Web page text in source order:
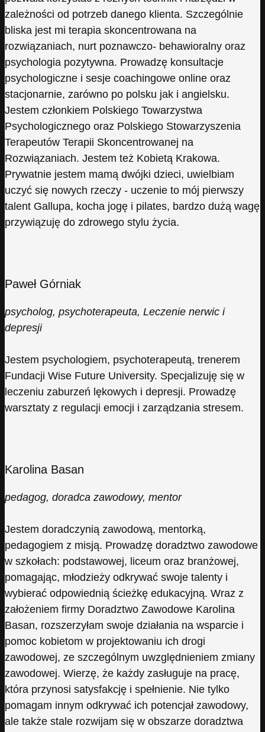
zależności od potrzeb danego klienta. Szczególnie
bliska jest mi terapia skoncentrowana na
rozwiązaniach, nurt poznawczo- behawioralny oraz
psychologia pozytywna. Prowadzę konsultacje
psychologiczne i sesje coachingowe online oraz
stacjonarnie, zarówno po polsku jak i angielsku.
Jestem członkiem Polskiego Towarzystwa
Psychologicznego oraz Polskiego Stowarzyszenia
Terapeutów Terapii Skoncentrowanej na
Rozwiązaniach. Jestem też Kobietą Krakowa.
Prywatnie jestem mamą dwójki dzieci, uwielbiam
uczyć się nowych rzeczy - uczenie to mój pierwszy
talent Gallupa, kocha jogę i pilates, bardzo dużą wagę
przywiązuję do zdrowego stylu życia.
Paweł Górniak
psycholog, psychoterapeuta, Leczenie nerwic i
depresji
Jestem psychologiem, psychoterapeutą, trenerem
Fundacji Wise Future University. Specjalizuję się w
leczeniu zaburzeń lękowych i depresji. Prowadzę
warsztaty z regulacji emocji i zarządzania stresem.
Karolina Basan
pedagog, doradca zawodowy, mentor
Jestem doradczynią zawodową, mentorką,
pedagogiem z misją. Prowadzę doradztwo zawodowe
w szkołach: podstawowej, liceum oraz branżowej,
pomagając, młodzieży odkrywać swoje talenty i
wybierać odpowiednią ścieżkę edukacyjną. Wraz z
założeniem firmy Doradztwo Zawodowe Karolina
Basan, rozszerzyłam swoje działania na wsparcie i
pomoc kobietom w projektowaniu ich drogi
zawodowej, ze szczególnym uwzględnieniem zmiany
zawodowej. Wierzę, że każdy zasługuje na pracę,
która przynosi satysfakcję i spełnienie. Nie tylko
pomagam innym odkrywać ich potencjał zawodowy,
ale także stale rozwijam się w obszarze doradztwa